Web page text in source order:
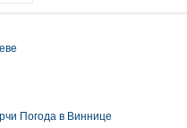
Погода в Виннице